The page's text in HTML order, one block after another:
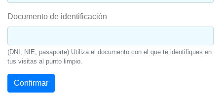
Documento de identificación
(DNI, NIE, pasaporte) Utiliza el documento con el que te identifiques en
tus visitas al punto limpio.